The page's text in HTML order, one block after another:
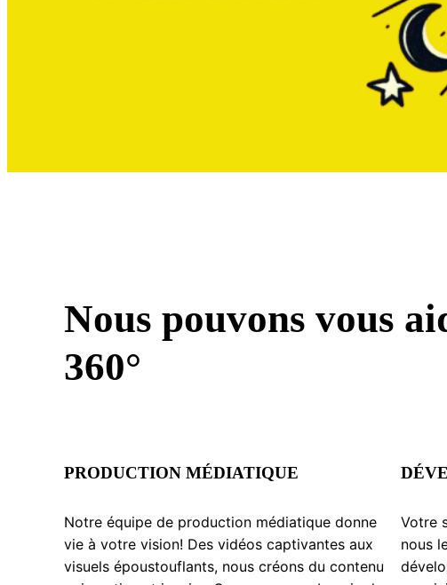
Nous pouvons vous
360°
PRODUCTION MÉDIATIQUE
Notre équipe de production médiatique donne
vie à votre vision! Des vidéos captivantes aux
visuels époustouflants, nous créons du contenu
Votre
nous